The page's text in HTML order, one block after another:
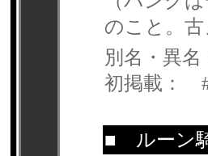
のこと。
別名・異
初掲載：
■ ルーン